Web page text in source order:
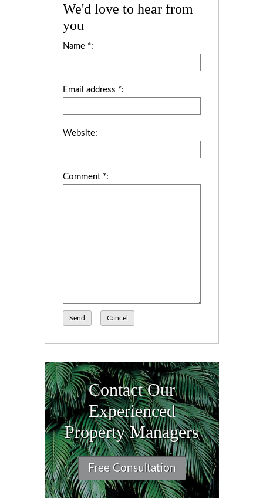
We'd love to hear from
you
Name *:
Email address *:
Website:
Comment *:
Send Cancel
Contact Our
Experienced
Property Managers
Free Consultation